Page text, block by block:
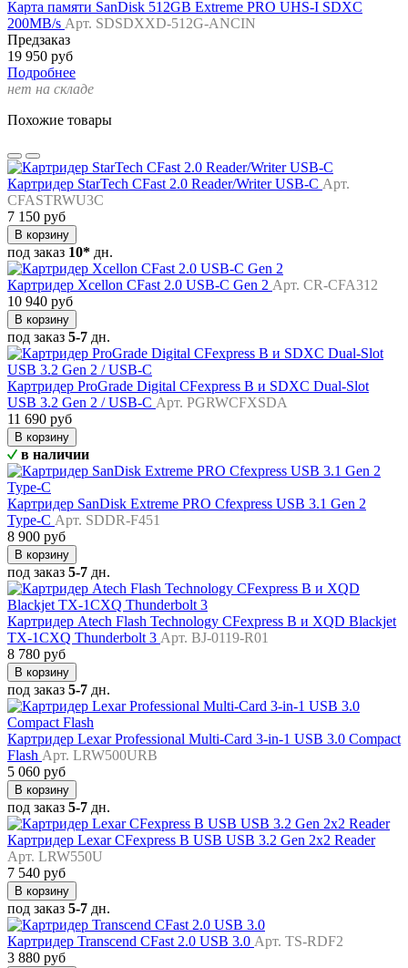
Карта памяти SanDisk 512GB Extreme PRO UHS-I SDXC
200MB/s Арт. SDSDXXD-512G-ANCIN
Предзаказ
19 950 руб
Подробнее
нет на складе
Похожие товары
Картридер StarTech CFast 2.0 Reader/Writer USB-C Арт.
CFASTRWU3C
7 150 руб
В корзину
под заказ 10* дн.
Картридер Xcellon CFast 2.0 USB-C Gen 2 Арт. CR-CFA312
10 940 руб
В корзину
под заказ 5-7 дн.
Картридер ProGrade Digital CFexpress B и SDXC Dual-Slot
USB 3.2 Gen 2 / USB-C Арт. PGRWCFXSDA
11 690 руб
В корзину
в наличии
Картридер SanDisk Extreme PRO Cfexpress USB 3.1 Gen 2
Type-C Арт. SDDR-F451
8 900 руб
В корзину
под заказ 5-7 дн.
Картридер Atech Flash Technology CFexpress B и XQD Blackjet
TX-1CXQ Thunderbolt 3 Арт. BJ-0119-R01
8 780 руб
В корзину
под заказ 5-7 дн.
Картридер Lexar Professional Multi-Card 3-in-1 USB 3.0 Compact
Flash Арт. LRW500URB
5 060 руб
В корзину
под заказ 5-7 дн.
Картридер Lexar CFexpress B USB USB 3.2 Gen 2x2 Reader
Арт. LRW550U
7 540 руб
В корзину
под заказ 5-7 дн.
Картридер Transcend CFast 2.0 USB 3.0 Арт. TS-RDF2
3 880 руб